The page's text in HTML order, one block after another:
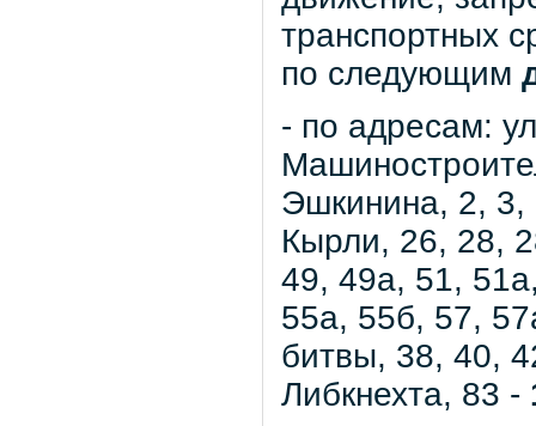
транспортных
по следующим
- по адресам:
Эшкинина, 2,
Кырли, 26, 28,
49, 49а, 51,
55а, 55б, 57,
битвы, 38, 40,
Либкнехта, 83 -